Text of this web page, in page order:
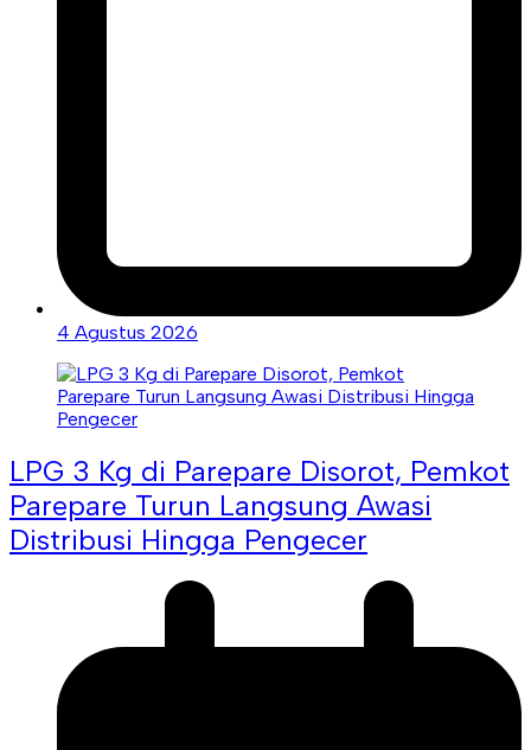
4 Agustus 2026
LPG 3 Kg di Parepare Disorot, Pemkot
Parepare Turun Langsung Awasi
Distribusi Hingga Pengecer